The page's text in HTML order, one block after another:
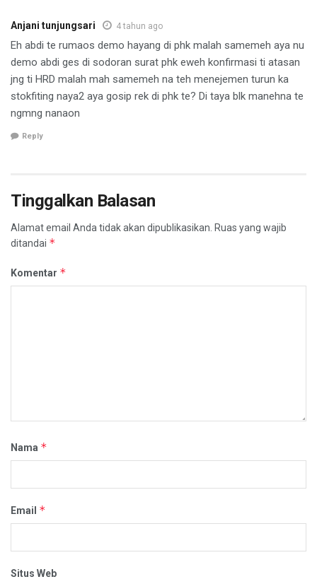
Anjani tunjungsari 4 tahun ago
Eh abdi te rumaos demo hayang di phk malah samemeh aya nu
demo abdi ges di sodoran surat phk eweh konfirmasi ti atasan
jng ti HRD malah mah samemeh na teh menejemen turun ka
stokfiting naya2 aya gosip rek di phk te? Di taya blk manehna te
ngmng nanaon
Reply
Tinggalkan Balasan
Alamat email Anda tidak akan dipublikasikan. Ruas yang wajib
ditandai *
Komentar *
Nama *
Email *
Situs Web